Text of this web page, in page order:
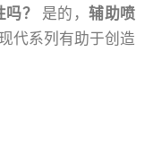
？ 是的， 辅助喷
代系列有助于创造